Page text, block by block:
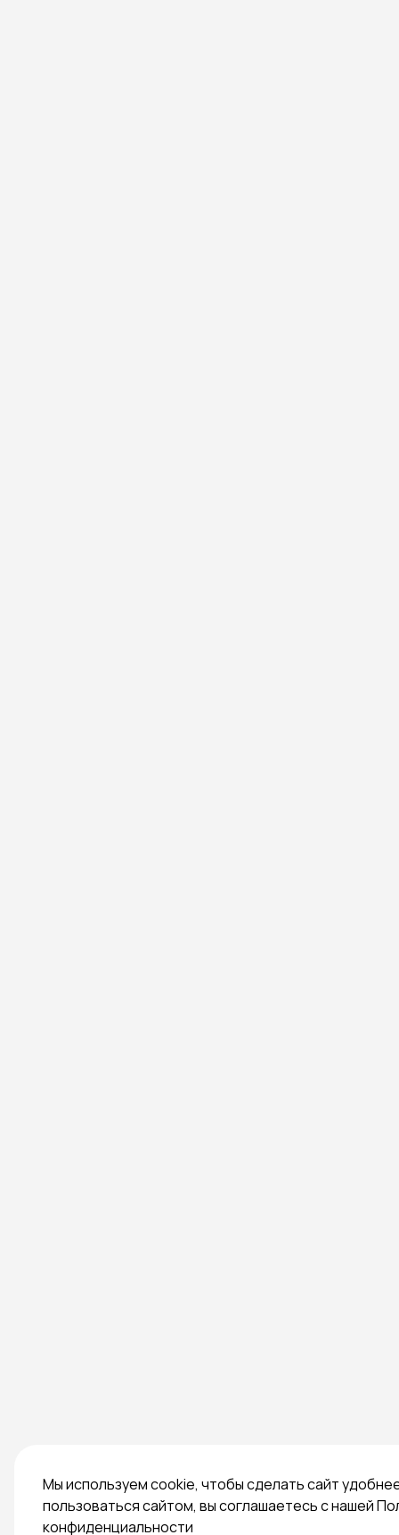
Мы используем cookie, чтобы сделать сайт
пользоваться сайтом, вы соглашаетесь с нашей
конфиденциальности